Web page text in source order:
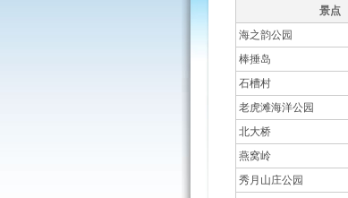
景点
海之韵公园
棒捶岛
石槽村
老虎滩海洋公园
北大桥
燕窝岭
秀月山庄公园